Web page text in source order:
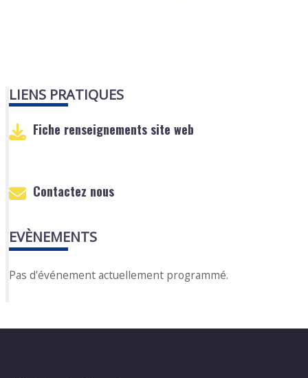
LIENS PRATIQUES
Fiche renseignements site web
Contactez nous
EVÈNEMENTS
Pas d'événement actuellement programmé.